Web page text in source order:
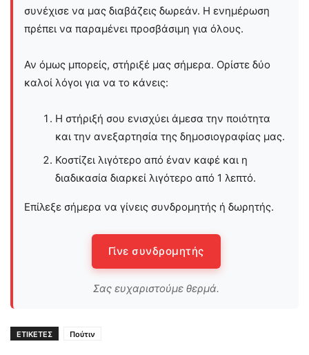
συνέχισε να μας διαβάζεις δωρεάν. Η ενημέρωση
πρέπει να παραμένει προσβάσιμη για όλους.
Αν όμως μπορείς, στήριξέ μας σήμερα. Ορίστε δύο
καλοί λόγοι για να το κάνεις:
Η στήριξή σου ενισχύει άμεσα την ποιότητα
και την ανεξαρτησία της δημοσιογραφίας μας.
Κοστίζει λιγότερο από έναν καφέ και η
διαδικασία διαρκεί λιγότερο από 1 λεπτό.
Επίλεξε σήμερα να γίνεις συνδρομητής ή δωρητής.
Γίνε συνδρομητής
Σας ευχαριστούμε θερμά.
ΕΤΙΚΕΤΕΣ Πούτιν